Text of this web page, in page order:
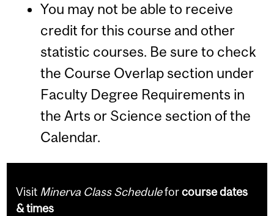
You may not be able to receive
credit for this course and other
statistic courses. Be sure to check
the Course Overlap section under
Faculty Degree Requirements in
the Arts or Science section of the
Calendar.
Visit Minerva Class Scheduleforcourse dates
& times